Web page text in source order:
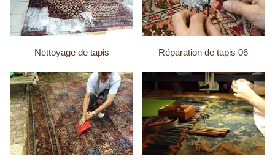
Nettoyage de tapis Réparation de tapis 06